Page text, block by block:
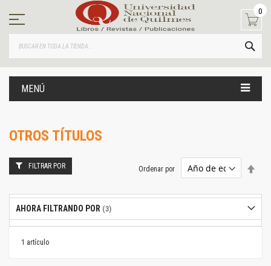
contenido
0
MENÚ
OTROS TÍTULOS
1 artículo
Ordenar por
FILTRAR POR
AHORA FILTRANDO POR